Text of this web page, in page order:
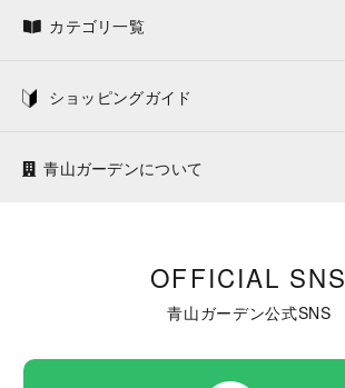
カテゴリ一覧
ショッピングガイド
青山ガーデンについて
OFFICIAL SNS
青山ガーデン公式SNS